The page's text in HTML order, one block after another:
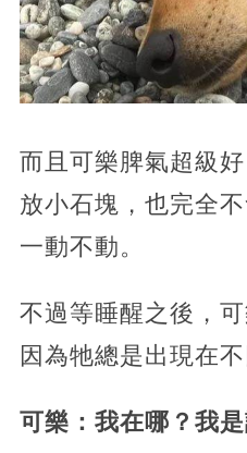
而且可樂脾氣超級
放小石塊，也完全
一動不動。
不過等睡醒之後，
因為牠總是出現在不
可樂：我在哪？我是